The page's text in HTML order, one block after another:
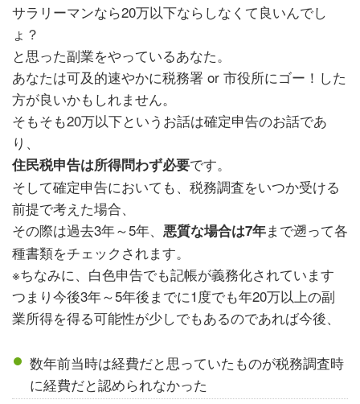
サラリーマンなら20万以下ならしなくて良いんでし
ょ？
と思った副業をやっているあなた。
あなたは可及的速やかに税務署 or 市役所にゴー！した
方が良いかもしれません。
そもそも20万以下というお話は確定申告のお話であ
り、
住民税申告は所得問わず必要です。
そして確定申告においても、税務調査をいつか受ける
前提で考えた場合、
その際は過去3年～5年、 悪質な場合は7年まで遡って各
種書類をチェックされます。
※ちなみに、白色申告でも記帳が義務化されています
つまり今後3年～5年後までに1度でも年20万以上の副
業所得を得る可能性が少しでもあるのであれば今後、
数年前当時は経費だと思っていたものが税務調査時
に経費だと認められなかった